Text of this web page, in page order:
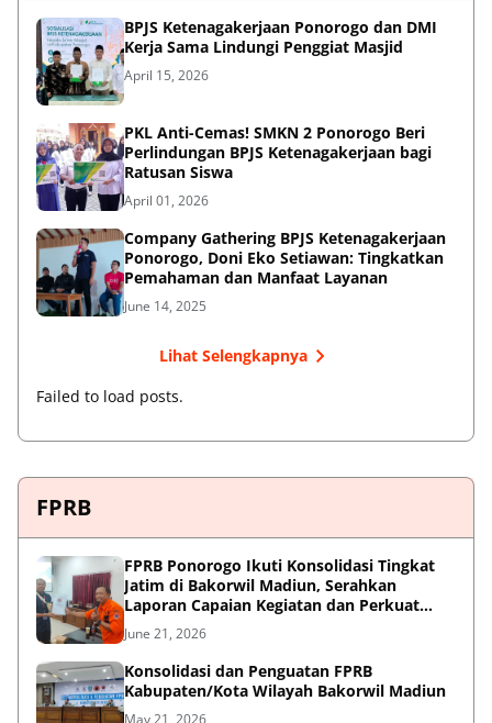
BPJS Ketenagakerjaan Ponorogo dan DMI
Kerja Sama Lindungi Penggiat Masjid
April 15, 2026
PKL Anti-Cemas! SMKN 2 Ponorogo Beri
Perlindungan BPJS Ketenagakerjaan bagi
Ratusan Siswa
April 01, 2026
Company Gathering BPJS Ketenagakerjaan
Ponorogo, Doni Eko Setiawan: Tingkatkan
Pemahaman dan Manfaat Layanan
June 14, 2025
Lihat Selengkapnya
Failed to load posts.
FPRB
FPRB Ponorogo Ikuti Konsolidasi Tingkat
Jatim di Bakorwil Madiun, Serahkan
Laporan Capaian Kegiatan dan Perkuat
Sinergi Pentahelix
June 21, 2026
Konsolidasi dan Penguatan FPRB
Kabupaten/Kota Wilayah Bakorwil Madiun
May 21, 2026